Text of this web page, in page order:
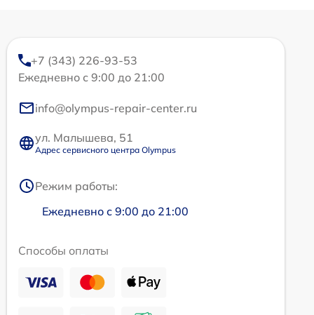
+7 (343) 226-93-53
Ежедневно с 9:00 до 21:00
info@olympus-repair-center.ru
ул. Малышева, 51
Адрес сервисного центра Olympus
Режим работы:
Ежедневно с 9:00 до 21:00
Способы оплаты